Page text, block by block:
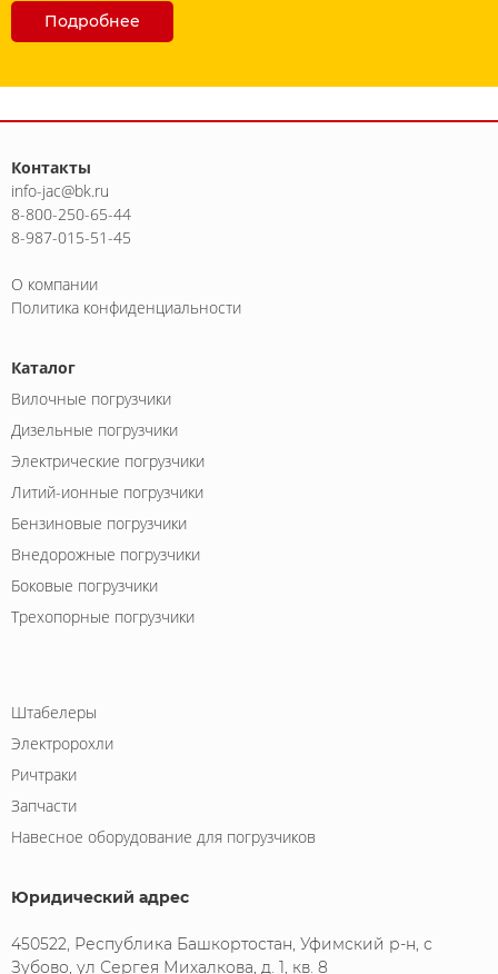
Подробнее
Контакты
info-jac@bk.ru
8-800-250-65-44
8-987-015-51-45
О компании
Политика конфиденциальности
Каталог
Вилочные погрузчики
Дизельные погрузчики
Электрические погрузчики
Литий-ионные погрузчики
Бензиновые погрузчики
Внедорожные погрузчики
Боковые погрузчики
Трехопорные погрузчики
Штабелеры
Электророхли
Ричтраки
Запчасти
Навесное оборудование для погрузчиков
Юридический адрес
450522, Республика Башкортостан, Уфимский р-н, с
Зубово, ул Сергея Михалкова, д. 1, кв. 8